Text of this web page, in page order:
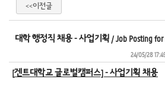
<<이전글
대학 행정직 채용 - 사업기획 / Job Posting for
24/05/28
[겐트대학교 글로벌캠퍼스] -사업기획 채용